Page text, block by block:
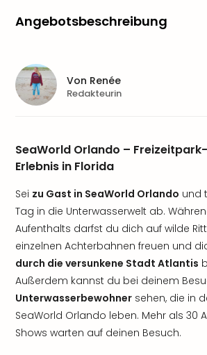
Angebotsbeschreibung
SeaWorld Orlando –
Erlebnis in Florida
Sei zu Gast in SeaWorld Orlando und
Tag in die Unterwasserwelt ab.
Aufenthalts darfst du dich auf wilde
einzelnen Achterbahnen freuen und
durch die versunkene Stadt Atlantis
Außerdem kannst du bei deinem
Unterwasserbewohner sehen, die in
SeaWorld Orlando leben. Mehr als 30
Shows warten auf deinen Besuch.
Von Renée
Redakteurin